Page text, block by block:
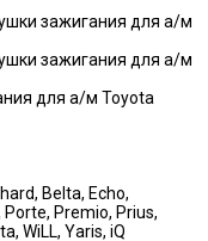
для а/м Toyota
Belta, Echo,
Porte, Premio, Prius,
WiLL, Yaris, iQ